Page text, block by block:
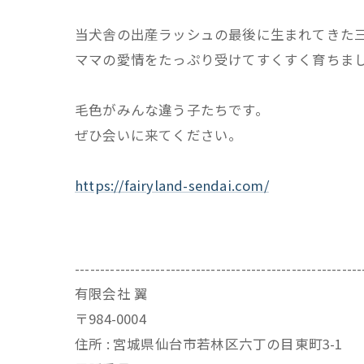
当犬舎の出産ラッシュの最後に生まれてきた
ママの愛情をたっぷり受けてすくすく育ちまし
毛色がみんな違う子たちです。
ぜひ会いに来てください。
https://fairyland-sendai.com/
有限会社 翼
〒984-0004
住所 : 宮城県仙台市若林区六丁の目東町3-1